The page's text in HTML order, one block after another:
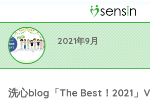
2021年9月
洗心blog「The Best！2021」